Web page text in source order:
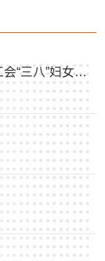
巾帼绽芳华 艺心向美好｜艺术设计学院分工会“三八”妇女节活动圆满举行